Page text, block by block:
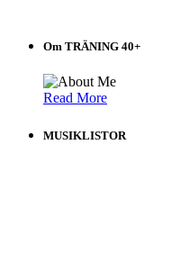
Om TRÄNING 40+
Read More
MUSIKLISTOR